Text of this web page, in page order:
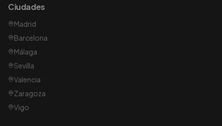
Ciudades
Madrid
Barcelona
Málaga
Sevilla
Valencia
Zaragoza
Vigo